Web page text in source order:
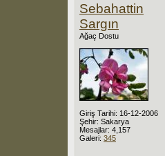
Sebahattin
Sargın
Ağaç Dostu
Giriş Tarihi: 16-12-2006
Şehir: Sakarya
Mesajlar: 4,157
Galeri: 345